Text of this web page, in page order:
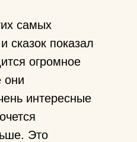
самых
сказок показал
огромное
они
интересные
Это